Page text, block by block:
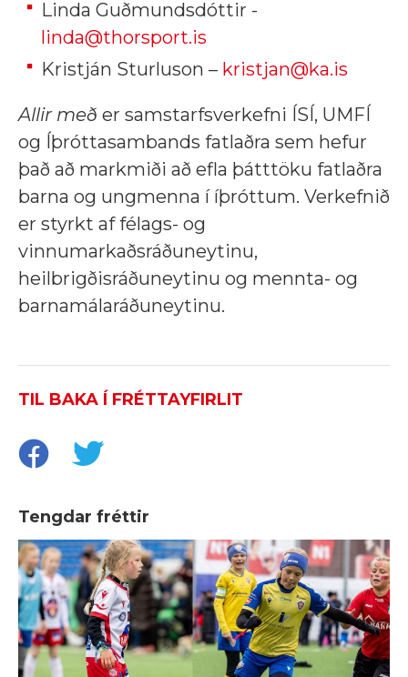
Linda Guðmundsdóttir -
linda@thorsport.is
Kristján Sturluson – kristjan@ka.is
Allir með er samstarfsverkefni ÍSÍ, UMFÍ
og Íþróttasambands fatlaðra sem hefur
það að markmiði að efla þátttöku fatlaðra
barna og ungmenna í íþróttum. Verkefnið
er styrkt af félags- og
vinnumarkaðsráðuneytinu,
heilbrigðisráðuneytinu og mennta- og
barnamálaráðuneytinu.
TIL BAKA Í FRÉTTAYFIRLIT
Tengdar fréttir